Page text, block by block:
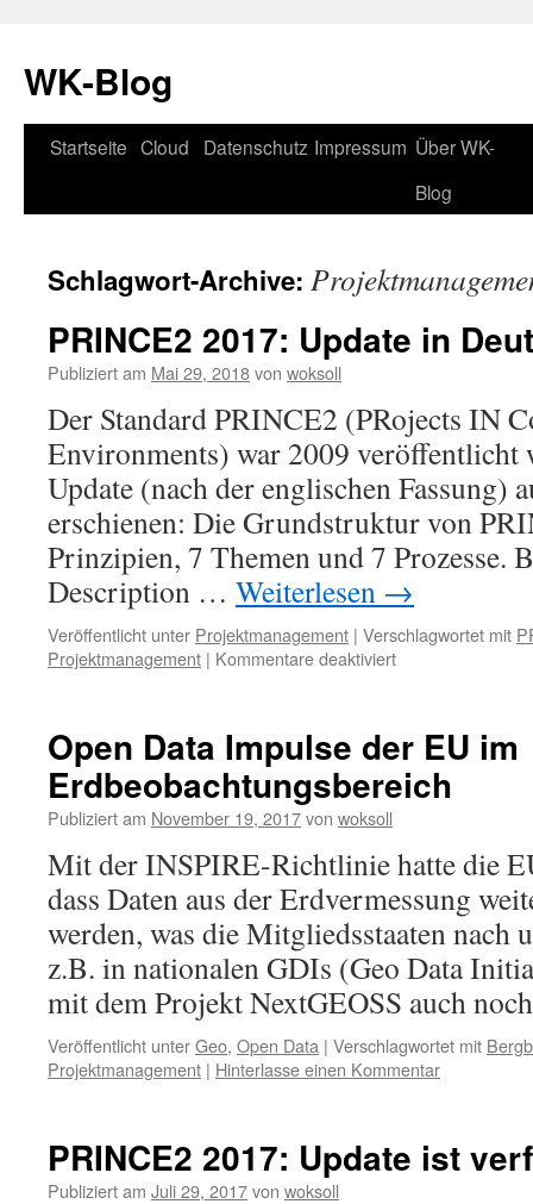
WK-Blog
Springe
Startseite Cloud Datenschutz Impressum Über WK-
Blog
Schlagwort-Archive:
PRINCE2 2017: Update in
Publiziert am Mai 29, 2018von woksoll
Der Standard PRINCE2 (PRojects IN
Environments) war 2009 veröffentlicht
Update (nach der englischen Fassung)
erschienen: Die Grundstruktur von
Prinzipien, 7 Themen und 7 Prozesse.
Description … Weiterlesen →
Veröffentlicht unter Projektmanagement | Verschlagwortet mit
Projektmanagement | Kommentare deaktiviert
Update
in
Deutsch
ist
Open Data Impulse der EU im
Erdbeobachtungsbereich
Publiziert am November 19, 2017von woksoll
Mit der INSPIRE-Richtlinie hatte die
dass Daten aus der Erdvermessung
werden, was die Mitgliedsstaaten nach
z.B. in nationalen GDIs (Geo Data
mit dem Projekt NextGEOSS auch
Veröffentlicht unterGeo, Open Data | Verschlagwortet mit
Projektmanagement | Hinterlasse einen Kommentar
PRINCE2 2017: Update ist
Publiziert am Juli 29, 2017von woksoll